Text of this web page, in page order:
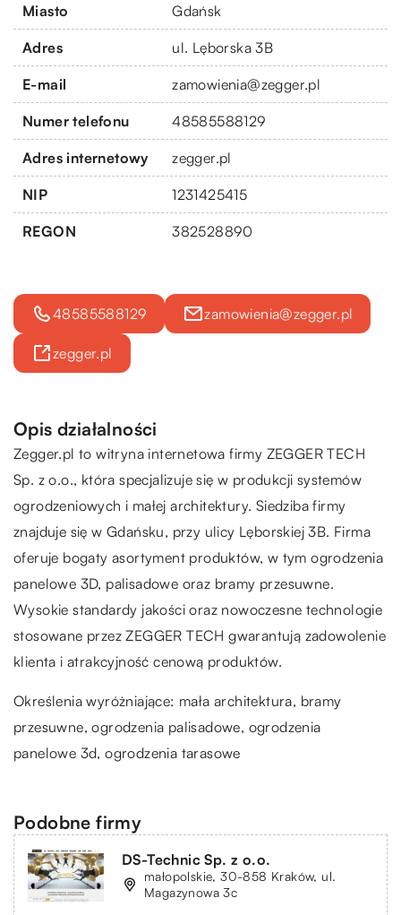
Miasto Gdańsk
Adres ul. Lęborska 3B
E-mail zamowienia@zegger.pl
Numer telefonu 48585588129
Adres internetowy zegger.pl
NIP 1231425415
REGON 382528890
48585588129 zamowienia@zegger.pl
zegger.pl
Opis działalności
Zegger.pl to witryna internetowa firmy ZEGGER TECH
Sp. z o.o., która specjalizuje się w produkcji systemów
ogrodzeniowych i małej architektury. Siedziba firmy
znajduje się w Gdańsku, przy ulicy Lęborskiej 3B. Firma
oferuje bogaty asortyment produktów, w tym ogrodzenia
panelowe 3D, palisadowe oraz bramy przesuwne.
Wysokie standardy jakości oraz nowoczesne technologie
stosowane przez ZEGGER TECH gwarantują zadowolenie
klienta i atrakcyjność cenową produktów.
Określenia wyróżniające: mała architektura, bramy
przesuwne, ogrodzenia palisadowe, ogrodzenia
panelowe 3d,ogrodzenia tarasowe
Podobne firmy
DS-Technic Sp. z o.o.
małopolskie, 30-858 Kraków, ul.
Magazynowa 3c